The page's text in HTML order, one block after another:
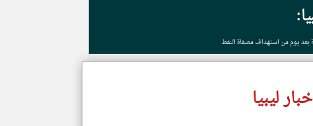
بعد يوم من استهداف مصفاة النفط
ليبيا